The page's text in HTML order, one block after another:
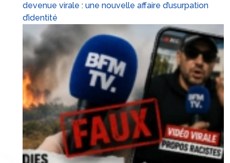
devenue virale : une nouvelle affaire d’usurpation
d’identité